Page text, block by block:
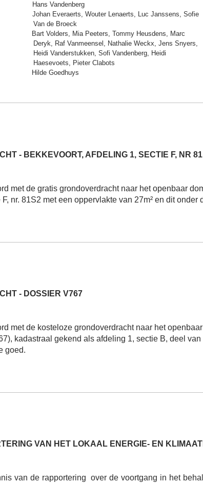
Hans Vandenberg
Johan Everaerts, Wouter Lenaerts, Luc Janssens, Sofie
Van de Broeck
Bart Volders, Mia Peeters, Tommy Heusdens, Marc
Deryk, Raf Vanmeensel, Nathalie Weckx, Jens Snyers,
Heidi Vanderstukken, Sofi Vandenberg, Heidi
Haesevoets, Pieter Clabots
Hilde Goedhuys
- BEKKEVOORT, AFDELING 1, SECTIE F, NR
met de gratis grondoverdracht naar het openbaar
nr. 81S2 met een oppervlakte van 27m² en dit
- DOSSIER V767
met de kosteloze grondoverdracht naar het
kadastraal gekend als afdeling 1, sectie B, deel
goed.
VAN HET LOKAAL ENERGIE- EN
van de rapportering
over de voortgang in het